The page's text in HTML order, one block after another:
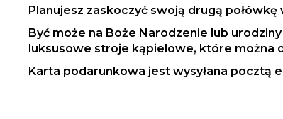
Planujesz zaskoczyć swoją drugą połówkę
Być może na Boże Narodzenie lub
luksusowe stroje kąpielowe, które można
Karta podarunkowa jest wysyłana pocztą